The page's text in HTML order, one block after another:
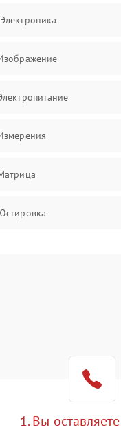
Электроника
1. Вы